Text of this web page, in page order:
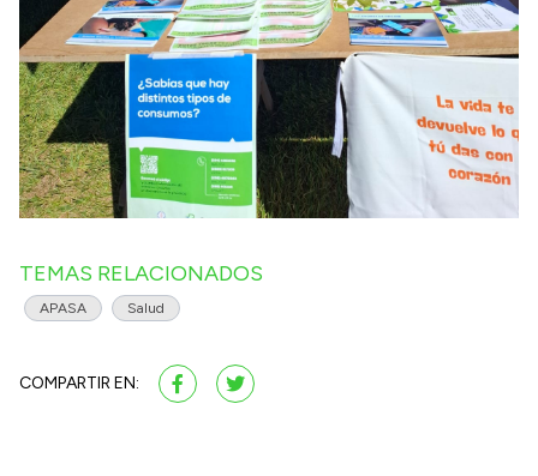
TEMAS RELACIONADOS
APASA Salud
COMPARTIR EN: